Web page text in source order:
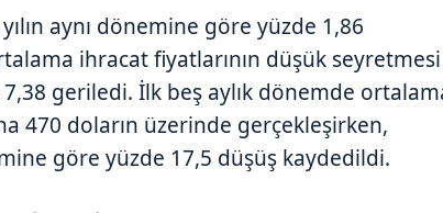
aynı dönemine göre yüzde 1,86
ihracat fiyatlarının düşük seyretmesi
geriledi. İlk beş aylık dönemde
470 doların üzerinde gerçekleşirken,
göre yüzde 17,5 düşüş kaydedildi.